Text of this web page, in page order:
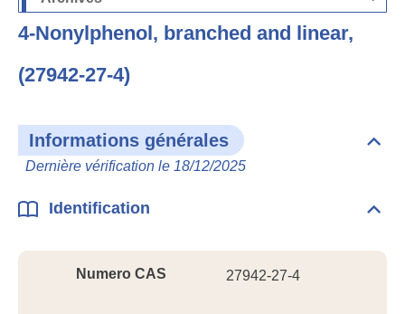
Données
Ouvrir
4-Nonylphenol, branched and linear,
(27942-27-4)
Informations générales
Dernière vérification le 18/12/2025
Identification
Numero CAS 27942-27-4